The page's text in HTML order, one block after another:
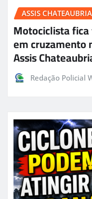
ASSIS
Motociclista
em cruzamento
Assis
Redação Policial